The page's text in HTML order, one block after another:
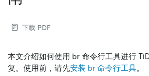
下载 PDF
本文介绍如何使用 br 命令行工具进行
复。使用前，请先安装 br 命令行工具。